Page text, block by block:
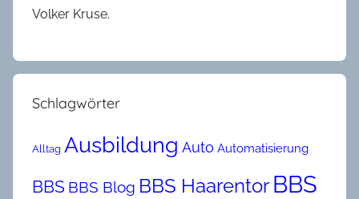
Volker Kruse.
Schlagwörter
Alltag Ausbildung Auto Automatisierung
BBS BBS Blog BBS Haarentor BBS